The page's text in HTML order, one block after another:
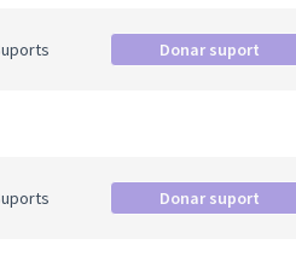
Suports Donar suport
Suports Donar suport